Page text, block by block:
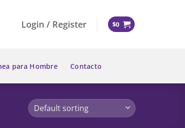
Login / Register $0
para Hombre Contacto